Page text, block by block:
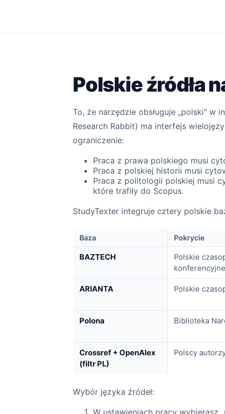
Polskie źródła
To, że narzędzie obsługuje „polski" w
Research Rabbit) ma interfejs
ograniczenie:
Praca z prawa polskiego musi
Praca z polskiej historii musi
Praca z politologii polskiej musi
które trafiły do Scopus.
StudyTexter integruje cztery polskie
Baza Pokrycie
BAZTECH
Polskie
ARIANTA Polskie
Polona Biblioteka
Crossref + OpenAlex
(filtr PL)
Polscy
Wybór języka źródeł: